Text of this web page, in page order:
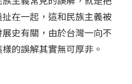
在一起，這和民族主義被
史有關，由於台灣一向不
的誤解其實無可厚非。